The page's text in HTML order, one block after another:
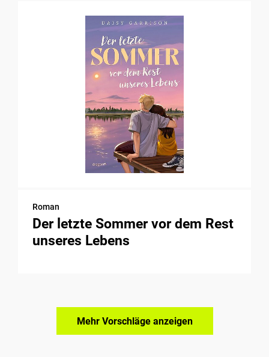
Roman
Der letzte Sommer vor dem Rest
unseres Lebens
Mehr Vorschläge anzeigen